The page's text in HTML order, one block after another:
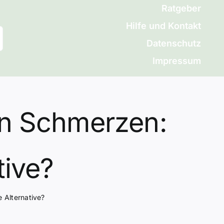
Ratgeber
Hilfe und Kontakt
Datenschutz
Impressum
Schmerzen:
Alternative?